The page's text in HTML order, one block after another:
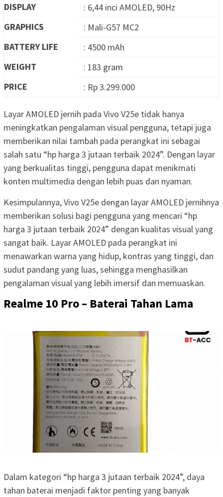
DISPLAY
: 6,44 inci AMOLED, 90Hz
GRAPHICS
: Mali-G57 MC2
BATTERY LIFE
: 4500 mAh
WEIGHT
: 183 gram
PRICE
: Rp 3.299.000
Layar AMOLED jernih pada Vivo V25e tidak hanya
meningkatkan pengalaman visual pengguna, tetapi juga
memberikan nilai tambah pada perangkat ini sebagai
salah satu “hp harga 3 jutaan terbaik 2024”. Dengan layar
yang berkualitas tinggi, pengguna dapat menikmati
konten multimedia dengan lebih puas dan nyaman.
Kesimpulannya, Vivo V25e dengan layar AMOLED jernihnya
memberikan solusi bagi pengguna yang mencari “hp
harga 3 jutaan terbaik 2024” dengan kualitas visual yang
sangat baik. Layar AMOLED pada perangkat ini
menawarkan warna yang hidup, kontras yang tinggi, dan
sudut pandang yang luas, sehingga menghasilkan
pengalaman visual yang lebih imersif dan memuaskan.
Realme 10 Pro – Baterai Tahan Lama
Dalam kategori “hp harga 3 jutaan terbaik 2024”, daya
tahan baterai menjadi faktor penting yang banyak